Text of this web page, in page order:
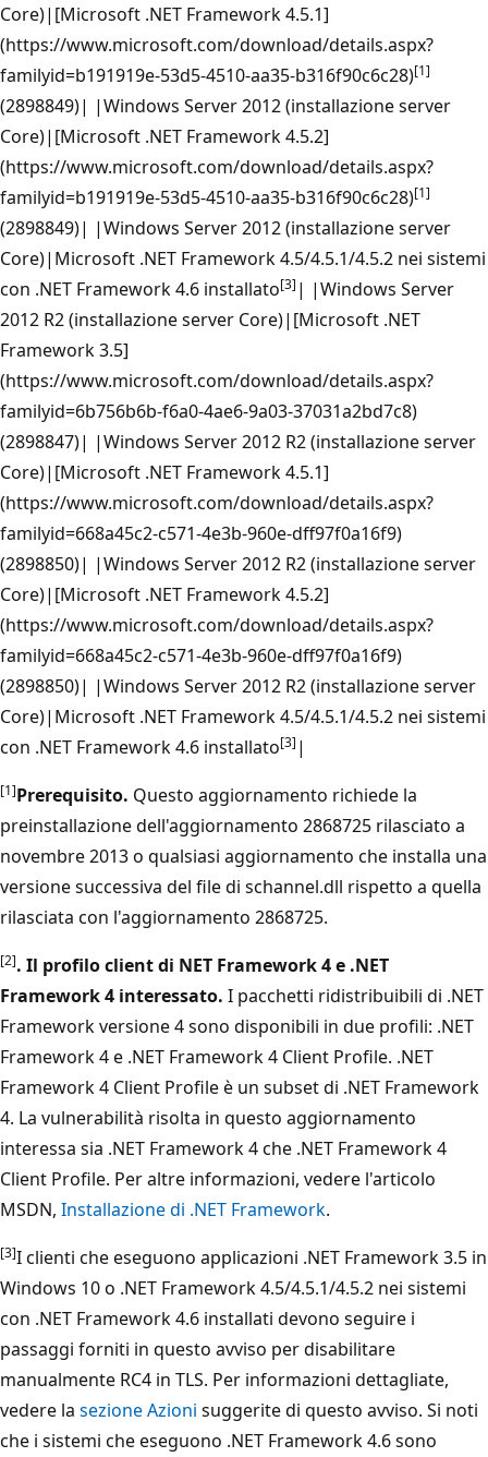
Core)|[Microsoft .NET Framework 4.5.1]
(https://www.microsoft.com/download/details.aspx?
familyid=b191919e-53d5-4510-aa35-b316f90c6c28)[1]
(2898849)| |Windows Server 2012 (installazione server
Core)|[Microsoft .NET Framework 4.5.2]
(https://www.microsoft.com/download/details.aspx?
familyid=b191919e-53d5-4510-aa35-b316f90c6c28)[1]
(2898849)| |Windows Server 2012 (installazione server
Core)|Microsoft .NET Framework 4.5/4.5.1/4.5.2 nei sistemi
con .NET Framework 4.6 installato[3] | |Windows Server
2012 R2 (installazione server Core)|[Microsoft .NET
Framework 3.5]
(https://www.microsoft.com/download/details.aspx?
familyid=6b756b6b-f6a0-4ae6-9a03-37031a2bd7c8)
(2898847)| |Windows Server 2012 R2 (installazione server
Core)|[Microsoft .NET Framework 4.5.1]
(https://www.microsoft.com/download/details.aspx?
familyid=668a45c2-c571-4e3b-960e-dff97f0a16f9)
(2898850)| |Windows Server 2012 R2 (installazione server
Core)|[Microsoft .NET Framework 4.5.2]
(https://www.microsoft.com/download/details.aspx?
familyid=668a45c2-c571-4e3b-960e-dff97f0a16f9)
(2898850)| |Windows Server 2012 R2 (installazione server
Core)|Microsoft .NET Framework 4.5/4.5.1/4.5.2 nei sistemi
con .NET Framework 4.6 installato[3] |
[1]Prerequisito. Questo aggiornamento richiede la
preinstallazione dell'aggiornamento 2868725 rilasciato a
novembre 2013 o qualsiasi aggiornamento che installa una
versione successiva del file di schannel.dll rispetto a quella
rilasciata con l'aggiornamento 2868725.
[2]. Il profilo client di NET Framework 4 e .NET
Framework 4 interessato. I pacchetti ridistribuibili di .NET
Framework versione 4 sono disponibili in due profili: .NET
Framework 4 e .NET Framework 4 Client Profile. .NET
Framework 4 Client Profile è un subset di .NET Framework
4. La vulnerabilità risolta in questo aggiornamento
interessa sia .NET Framework 4 che .NET Framework 4
Client Profile. Per altre informazioni, vedere l'articolo
MSDN, Installazione di .NET Framework.
[3]I clienti che eseguono applicazioni .NET Framework 3.5 in
Windows 10 o .NET Framework 4.5/4.5.1/4.5.2 nei sistemi
con .NET Framework 4.6 installati devono seguire i
passaggi forniti in questo avviso per disabilitare
manualmente RC4 in TLS. Per informazioni dettagliate,
vedere la sezione Azioni suggerite di questo avviso. Si noti
che i sistemi che eseguono .NET Framework 4.6 sono